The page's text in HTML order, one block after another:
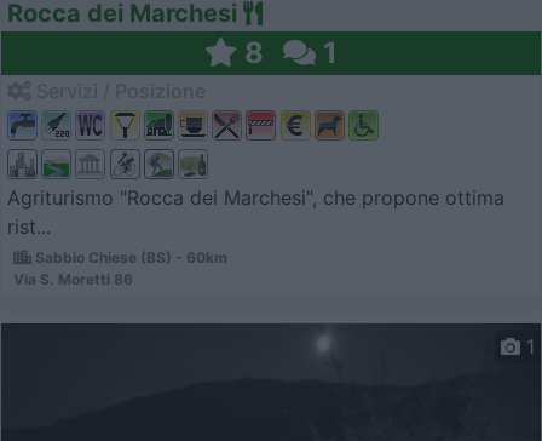
Rocca dei Marchesi
8 1
Agriturismo "Rocca dei Marchesi", che propone ottima
rist...
Sabbio Chiese (BS) - 60km
Via S. Moretti 86
1